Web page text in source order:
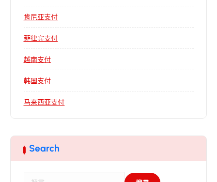
肯尼亚支付
菲律宾支付
越南支付
韩国支付
马来西亚支付
Search